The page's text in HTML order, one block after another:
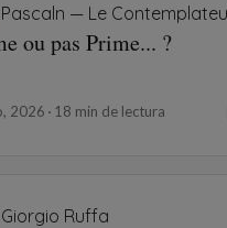
Pascaln — Le
ou pas Prime... ?
2026 18 min de lectura
Giorgio Ruffa